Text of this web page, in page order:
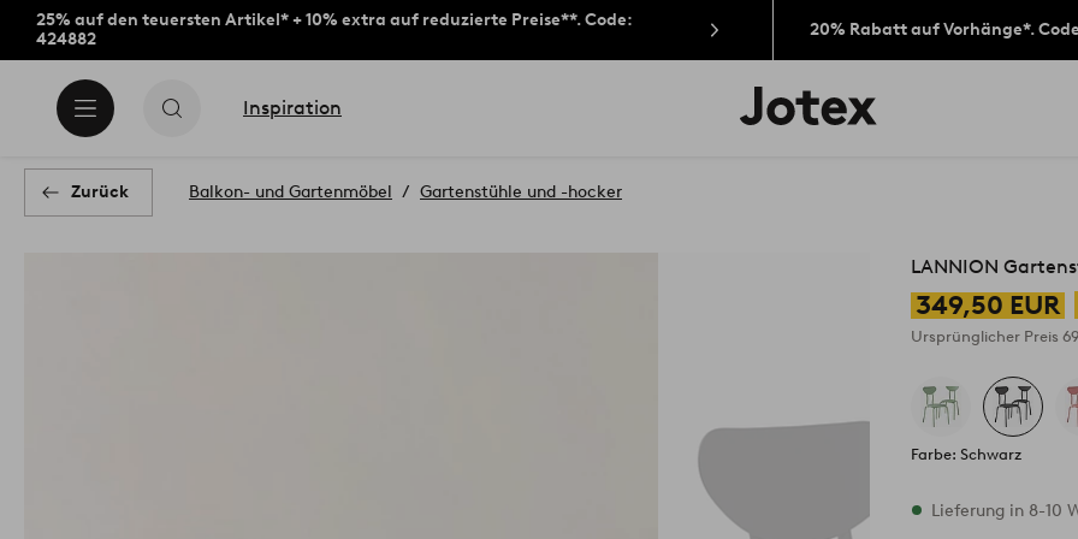
25% auf den teuersten Artikel* + 10% extra auf reduzierte Preise**. Code:
424882
20% Rabatt auf Vorhänge*.
Inspiration
Jotex-
Logo
Zurück Balkon- und Gartenmöbel Gartenstühle und -hocker
LANNION
349,50 EUR
Ursprünglicher Preis
Farbe: Schwarz
Vorrätig
Lieferung in 8-10